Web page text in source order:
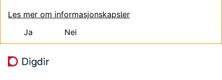
Les mer om informasjonskapsler
Ja
Nei